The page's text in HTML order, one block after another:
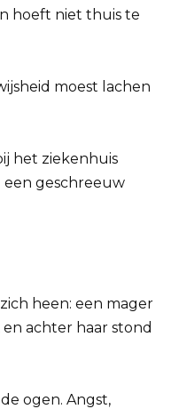
hoeft niet thuis te
moest lachen
het ziekenhuis
geschreeuw
heen: een mager
achter haar stond
ogen. Angst,